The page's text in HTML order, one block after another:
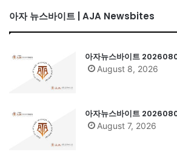
아자 뉴스바이트 | AJA Newsbites
아자뉴스바이트
August 8, 2026
아자뉴스바이트
August 7, 2026